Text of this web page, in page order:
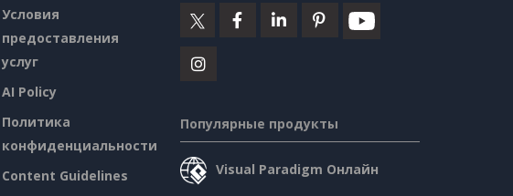
Условия
предоставления
услуг
AI Policy
Политика
конфиденциальности
Content Guidelines
Популярные продукты
Visual Paradigm Онлайн